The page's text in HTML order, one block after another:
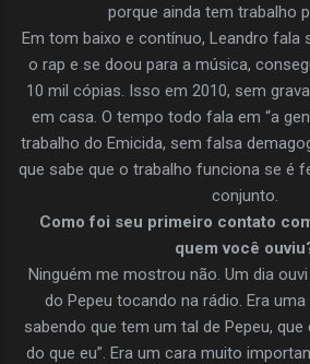
porque ainda tem trabalho
Em tom baixo e contínuo, Leandro fala
o rap e se doou para a música,
10 mil cópias. Isso em 2010, sem
em casa. O tempo todo fala em “a
trabalho do Emicida, sem falsa
que sabe que o trabalho funciona se é
conjunto.
Como foi seu primeiro contato
quem você
Ninguém me mostrou não. Um dia ouvi
do Pepeu tocando na rádio. Era
sabendo que tem um tal de Pepeu,
do que eu”. Era um cara muito